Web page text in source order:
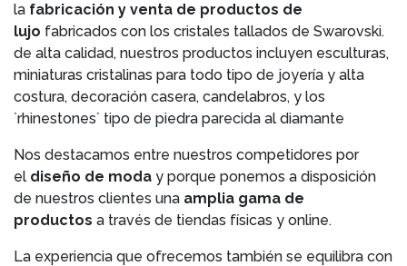
la fabricación y venta de productos de
lujo fabricados con los cristales tallados de Swarovski.
de alta calidad, nuestros productos incluyen esculturas,
miniaturas cristalinas para todo tipo de joyería y alta
costura, decoración casera, candelabros, y los
`rhinestones´ tipo de piedra parecida al diamante
Nos destacamos entre nuestros competidores por
el diseño de moda y porque ponemos a disposición
de nuestros clientes una amplia gama de
productos a través de tiendas físicas y online.
La experiencia que ofrecemos también se equilibra con